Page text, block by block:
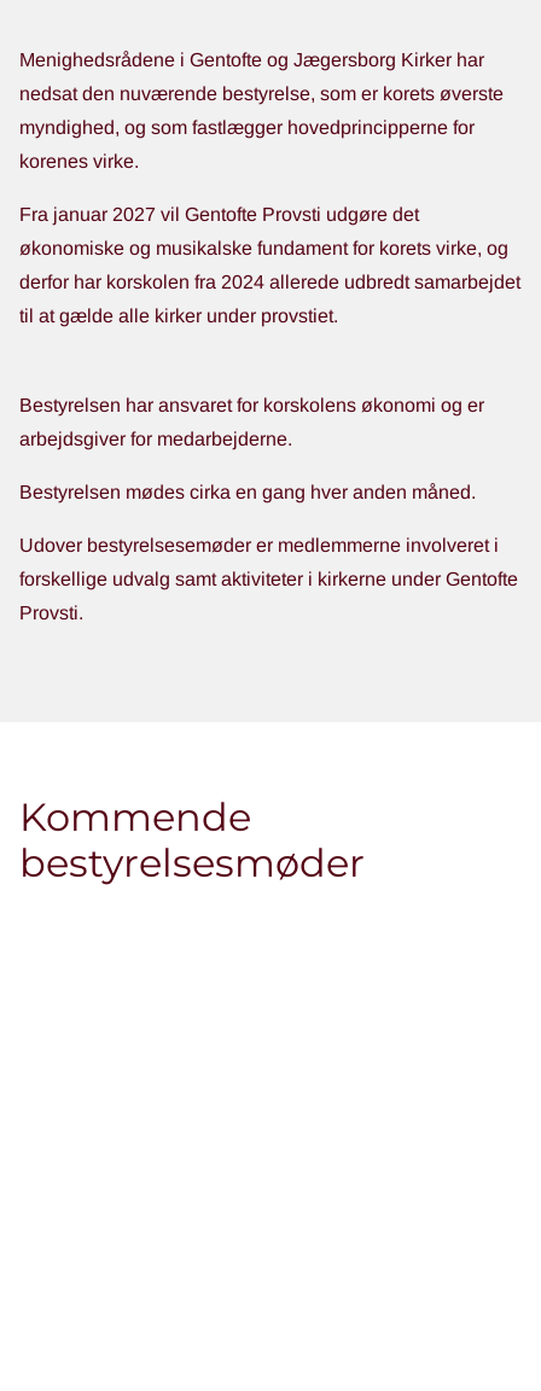
Menighedsrådene i Gentofte og Jægersborg Kirker har
nedsat den nuværende bestyrelse, som er korets øverste
myndighed, og som fastlægger hovedprincipperne for
korenes virke.
Fra januar 2027 vil Gentofte Provsti udgøre det
økonomiske og musikalske fundament for korets virke, og
derfor har korskolen fra 2024 allerede udbredt samarbejdet
til at gælde alle kirker under provstiet.
Bestyrelsen har ansvaret for korskolens økonomi og er
arbejdsgiver for medarbejderne.
Bestyrelsen mødes cirka en gang hver anden måned.
Udover bestyrelsesemøder er medlemmerne involveret i
forskellige udvalg samt aktiviteter i kirkerne under Gentofte
Provsti.
Kommende
bestyrelsesmøder